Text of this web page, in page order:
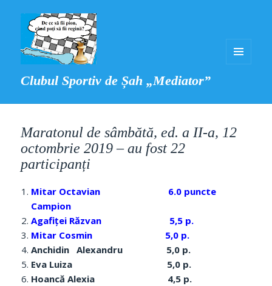
Clubul Sportiv de Șah „Mediator”
Maratonul de sâmbătă, ed. a II-a, 12
octombrie 2019 – au fost 22
participanți
Mitar Octavian 6.0 puncte
Campion
Agafiței Răzvan 5,5 p.
Mitar Cosmin 5,0 p.
Anchidin Alexandru 5,0 p.
Eva Luiza 5,0 p.
Hoancă Alexia 4,5 p.